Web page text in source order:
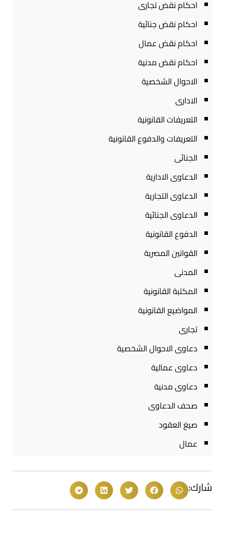
احكام نقض تجارى
احكام نقض جنائية
احكام نقض عمال
احكام نقض مدنية
الاحوال الشخصية
الادارى
التعريفات القانونية
التعريفات والدفوع القانونية
الجنائى
الدعاوى الادارية
الدعاوى التجارية
الدعاوى الجنائية
الدفوع القانونية
القوانين المصرية
المدنى
المكتبة القانونية
المواضيع القانونية
تجارى
دعاوى الاحوال الشخصية
دعاوى عمالية
دعاوى مدنية
صحف الدعاوى
صيغ العقود
عمال
شارك: